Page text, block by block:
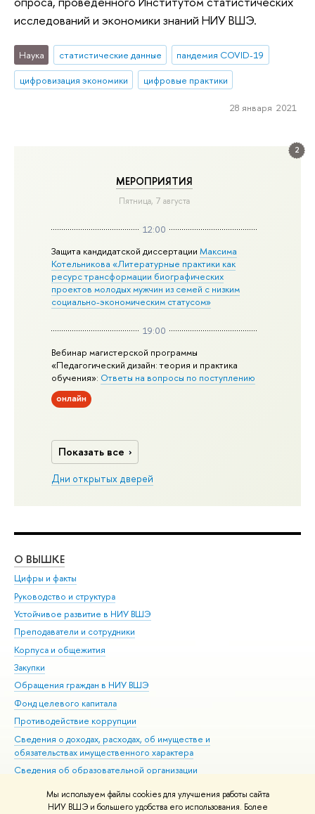
Мы используем файлы cookies для улучшения работы сайта
НИУ ВШЭ и большего удобства его использования. Более
2
МЕРОПРИЯТИЯ
Пятница, 7 августа
12:00
Защита кандидатской диссертацииМаксима
Котельникова «Литературные практики как
ресурс трансформации биографических
проектов молодых мужчин из семей с низким
социально-экономическим статусом»
19:00
Вебинар магистерской программы
«Педагогический дизайн: теория и практика
обучения»: Ответы на вопросы по поступлению
онлайн
Показать все
Дни открытых дверей
исследований и экономики знаний НИУ ВШЭ.
Наука статистические данные
пандемия COVID-19
цифровизация экономики
цифровые практики
28 января 2021
О ВЫШКЕ
Цифры и факты
Руководство и структура
Устойчивое развитие в НИУ ВШЭ
Преподаватели и сотрудники
Корпуса и общежития
Закупки
Обращения граждан в НИУ ВШЭ
Фонд целевого капитала
Противодействие коррупции
Сведения о доходах, расходах, об имуществе и
обязательствах имущественного характера
Сведения об образовательной организации
Людям с ограниченными возможностями здоровья
Единая платежная страница